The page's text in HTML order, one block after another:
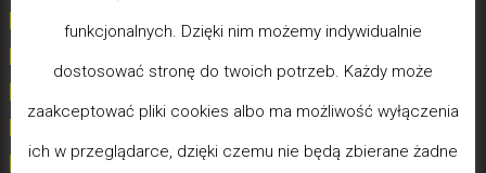
(90-100) - OptyClub Plus - Słowo Boże
funkcjonalnych. Dzięki nim możemy indywidualnie
dostosować stronę do twoich potrzeb. Każdy może
zaakceptować pliki cookies albo ma możliwość wyłączenia
ich w przeglądarce, dzięki czemu nie będą zbierane żadne